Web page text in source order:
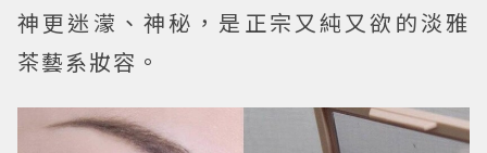
神更迷濛、神秘，是正宗又純又欲的淡雅
茶藝系妝容。